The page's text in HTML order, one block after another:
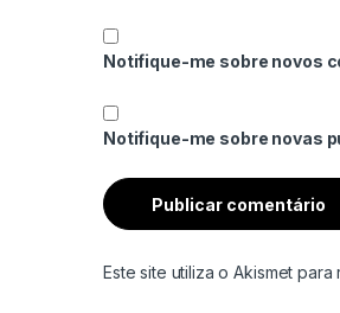
Notifique-me sobre novos
Notifique-me sobre novas
Este site utiliza o Akismet